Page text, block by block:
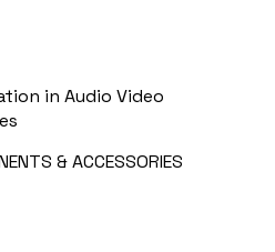
in Audio Video
& ACCESSORIES